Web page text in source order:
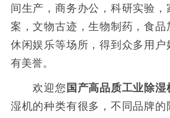
间生产，商务办公，科研实验，
案，文物古迹，生物制药，食品
休闲娱乐等场所，得到众多用户
有美誉。
欢迎您 国产高品质工业除湿
湿机的种类有很多，不同品牌的